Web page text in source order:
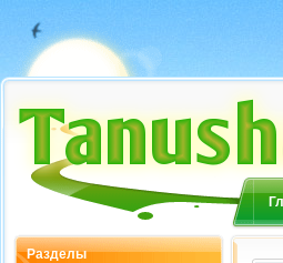
Разделы